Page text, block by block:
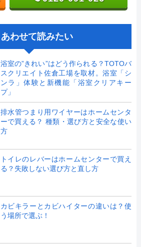
あわせて読みたい
浴室の”きれい”はどう作られる？TOTOバ
スクリエイト佐倉工場を取材。浴室「シ
ンラ」体験と新機能「浴室クリアキー
プ」
排水管つまり用ワイヤーはホームセンタ
ーで買える？ 種類・選び方と安全な使い
方
トイレのレバーはホームセンターで買え
る？失敗しない選び方と直し方
カビキラーとカビハイターの違いは？使
う場所で選ぶ！